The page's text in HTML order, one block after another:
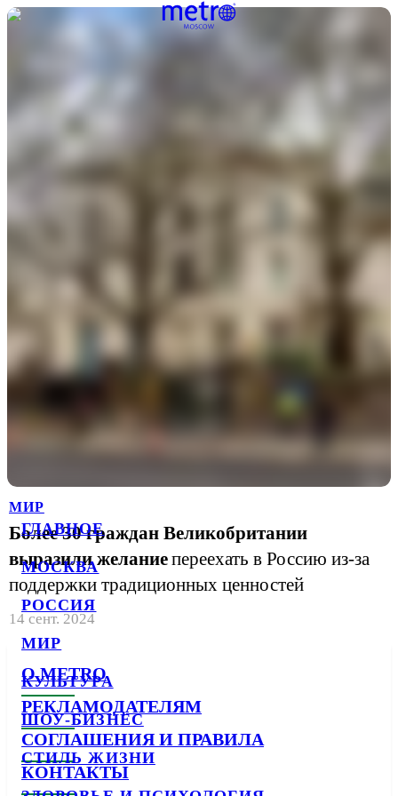
ГЛАВНОЕ
МОСКВА
РОССИЯ
МИР
КУЛЬТУРА
ШОУ-БИЗНЕС
СТИЛЬ ЖИЗНИ
МИР
Более 30 граждан Великобритании
выразили желаниепереехать в Россию из-за
поддержки традиционных ценностей
14 сент. 2024
О METRO
РЕКЛАМОДАТЕЛЯМ
СОГЛАШЕНИЯ И ПРАВИЛА
КОНТАКТЫ